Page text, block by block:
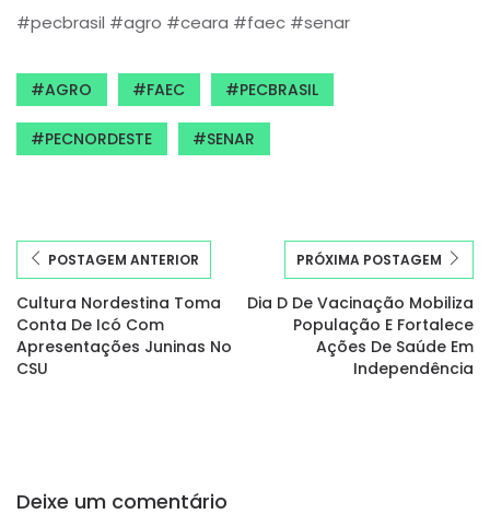
#pecbrasil #agro #ceara #faec #senar
AGRO FAEC PECBRASIL
PECNORDESTE SENAR
POSTAGEM ANTERIOR
Cultura Nordestina Toma
Conta De Icó Com
Apresentações Juninas No
CSU
PRÓXIMA POSTAGEM
Dia D De Vacinação Mobiliza
População E Fortalece
Ações De Saúde Em
Independência
Deixe um comentário